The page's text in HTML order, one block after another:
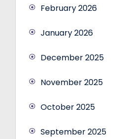
February 2026
January 2026
December 2025
November 2025
October 2025
September 2025